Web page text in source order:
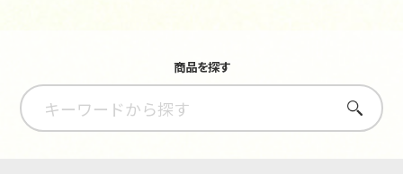
商品を探す
さがす